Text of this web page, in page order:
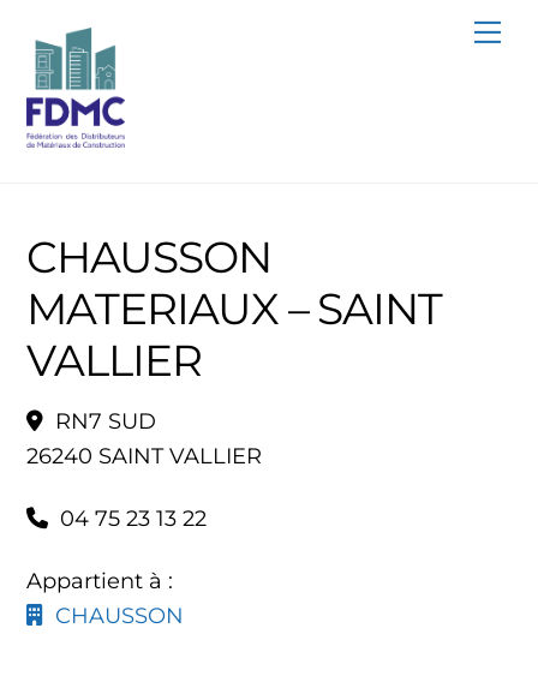
content
CHAUSSON
MATERIAUX – SAINT
VALLIER
RN7 SUD
26240 SAINT VALLIER
04 75 23 13 22
Appartient à :
CHAUSSON